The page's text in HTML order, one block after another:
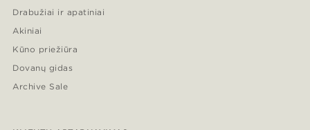
Drabužiai ir apatiniai
Akiniai
Kūno priežiūra
Dovanų gidas
Archive Sale